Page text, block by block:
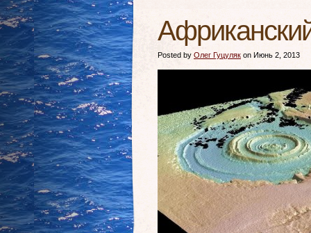
Posted by Олег Гуцуляк on Июнь 2, 2013